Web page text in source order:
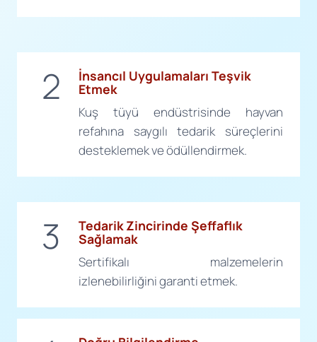
2 İnsancıl Uygulamaları Teşvik
Etmek
Kuş tüyü endüstrisinde hayvan
refahına saygılı tedarik süreçlerini
desteklemek ve ödüllendirmek.
3 Tedarik Zincirinde Şeffaflık
Sağlamak
Sertifikalı malzemelerin
izlenebilirliğini garanti etmek.